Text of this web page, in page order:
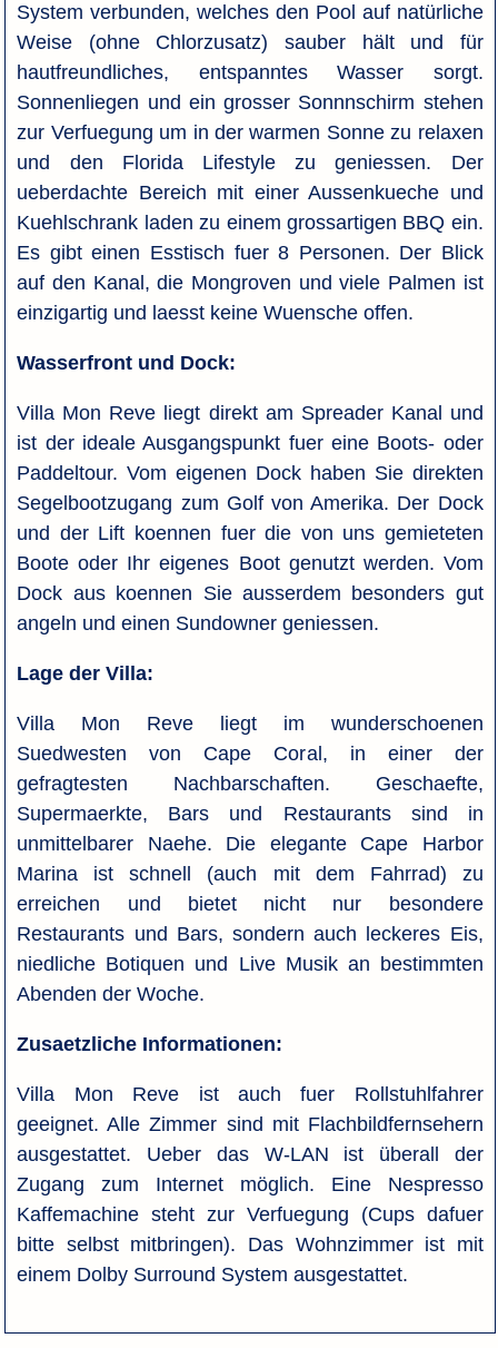
System verbunden, welches den Pool auf natürliche
Weise (ohne Chlorzusatz) sauber hält und für
hautfreundliches, entspanntes Wasser sorgt.
Sonnenliegen und ein grosser Sonnnschirm stehen
zur Verfuegung um in der warmen Sonne zu relaxen
und den Florida Lifestyle zu geniessen. Der
ueberdachte Bereich mit einer Aussenkueche und
Kuehlschrank laden zu einem grossartigen BBQ ein.
Es gibt einen Esstisch fuer 8 Personen. Der Blick
auf den Kanal, die Mongroven und viele Palmen ist
einzigartig und laesst keine Wuensche offen.
Wasserfront und Dock:
Villa Mon Reve liegt direkt am Spreader Kanal und
ist der ideale Ausgangspunkt fuer eine Boots- oder
Paddeltour. Vom eigenen Dock haben Sie direkten
Segelbootzugang zum Golf von Amerika. Der Dock
und der Lift koennen fuer die von uns gemieteten
Boote oder Ihr eigenes Boot genutzt werden. Vom
Dock aus koennen Sie ausserdem besonders gut
angeln und einen Sundowner geniessen.
Lage der Villa:
Villa Mon Reve liegt im wunderschoenen
Suedwesten von Cape Coral, in einer der
gefragtesten Nachbarschaften. Geschaefte,
Supermaerkte, Bars und Restaurants sind in
unmittelbarer Naehe. Die elegante Cape Harbor
Marina ist schnell (auch mit dem Fahrrad) zu
erreichen und bietet nicht nur besondere
Restaurants und Bars, sondern auch leckeres Eis,
niedliche Botiquen und Live Musik an bestimmten
Abenden der Woche.
Zusaetzliche Informationen:
Villa Mon Reve ist auch fuer Rollstuhlfahrer
geeignet. Alle Zimmer sind mit Flachbildfernsehern
ausgestattet. Ueber das W-LAN ist überall der
Zugang zum Internet möglich. Eine Nespresso
Kaffemachine steht zur Verfuegung (Cups dafuer
bitte selbst mitbringen). Das Wohnzimmer ist mit
einem Dolby Surround System ausgestattet.